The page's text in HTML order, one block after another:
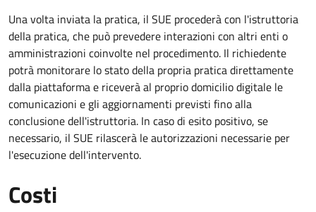
Una volta inviata la pratica, il SUE procederà con l'istruttoria
della pratica, che può prevedere interazioni con altri enti o
amministrazioni coinvolte nel procedimento. Il richiedente
potrà monitorare lo stato della propria pratica direttamente
dalla piattaforma e riceverà al proprio domicilio digitale le
comunicazioni e gli aggiornamenti previsti fino alla
conclusione dell'istruttoria. In caso di esito positivo, se
necessario, il SUE rilascerà le autorizzazioni necessarie per
l'esecuzione dell'intervento.
Costi